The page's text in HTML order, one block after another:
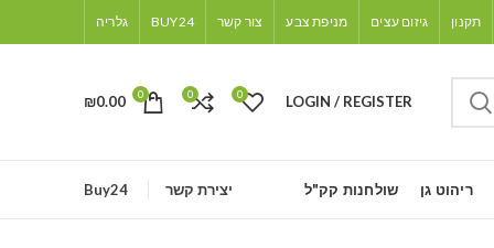
תקנון גיזום עצים מניפת צבע צור קשר BUY24 גלריה
LOGIN / REGISTER
0
0
0
₪0.00
ריהוט גן שולחנות קק"ל יצירת קשר Buy24